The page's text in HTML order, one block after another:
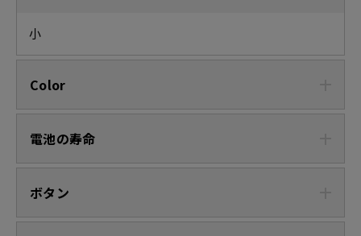
小
Color
電池の寿命
ボタン